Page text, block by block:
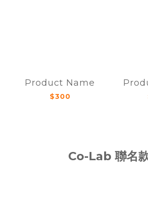
Product Name
$300
Co-Lab 聯名